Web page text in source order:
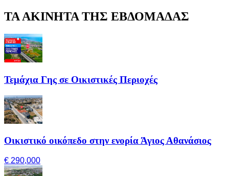
ΤΑ ΑΚΙΝΗΤΑ ΤΗΣ ΕΒΔΟΜΑΔΑΣ
Τεμάχια Γης σε Οικιστικές Περιοχές
Οικιστικό οικόπεδο στην ενορία Άγιος Αθανάσιος
€ 290,000